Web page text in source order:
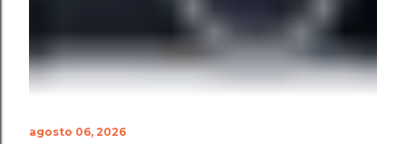
agosto 06, 2026